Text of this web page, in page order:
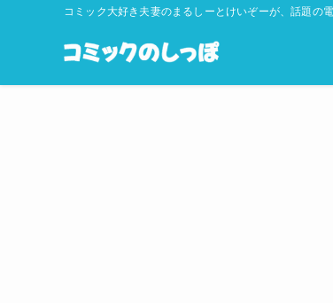
コミック大好き夫妻のまるしーとけいぞーが、話題の